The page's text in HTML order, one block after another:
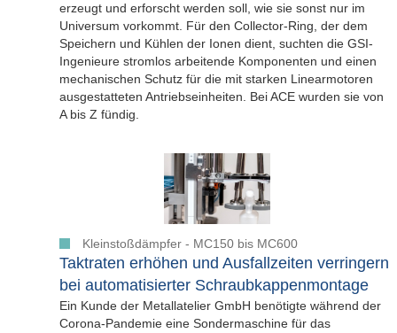
erzeugt und erforscht werden soll, wie sie sonst nur im
Universum vorkommt. Für den Collector-Ring, der dem
Speichern und Kühlen der Ionen dient, suchten die GSI-
Ingenieure stromlos arbeitende Komponenten und einen
mechanischen Schutz für die mit starken Linearmotoren
ausgestatteten Antriebseinheiten. Bei ACE wurden sie von
A bis Z fündig.
Kleinstoßdämpfer - MC150 bis MC600
Taktraten erhöhen und Ausfallzeiten verringern
bei automatisierter Schraubkappenmontage
Ein Kunde der Metallatelier GmbH benötigte während der
Corona-Pandemie eine Sondermaschine für das